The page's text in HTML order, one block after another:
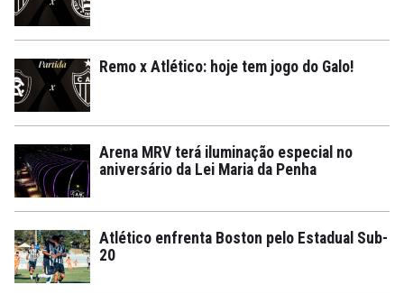
Remo x Atlético: hoje tem jogo do Galo!
Arena MRV terá iluminação especial no
aniversário da Lei Maria da Penha
Atlético enfrenta Boston pelo Estadual Sub-
20